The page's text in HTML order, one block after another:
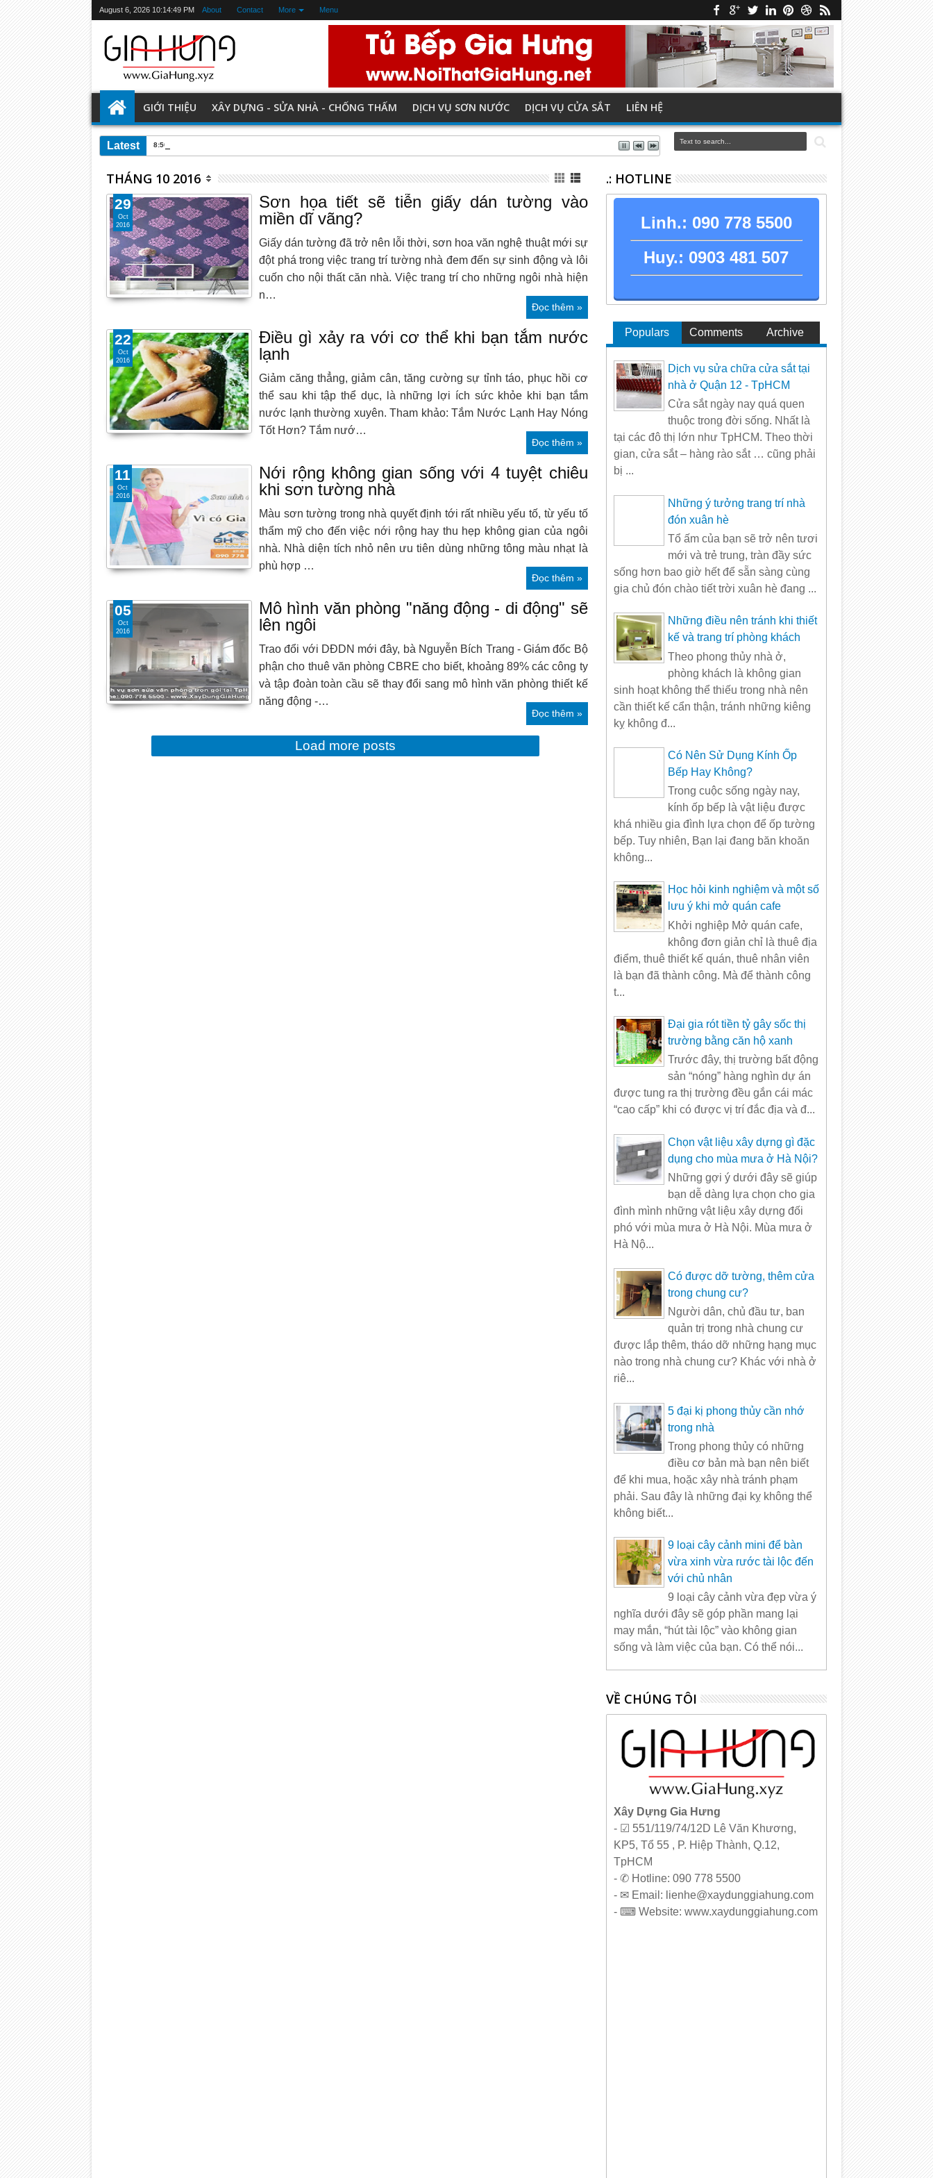
August 6, 2026 10:14:50 PM About Contact More Menu
GIỚI THIỆU XÂY DỰNG - SỬA NHÀ - CHỐNG THẤM DỊCH VỤ SƠN NƯỚC DỊCH VỤ CỬA SẮT LIÊN HỆ
Latest 8:50 PM
THÁNG 10 2016
Sơn họa tiết sẽ tiễn giấy dán tường vào
miền dĩ vãng?
Giấy dán tường đã trở nên lỗi thời, sơn hoa văn nghệ thuật mới sự
đột phá trong việc trang trí tường nhà đem đến sự sinh động và lôi
cuốn cho nội thất căn nhà. Việc trang trí cho những ngôi nhà hiện
n…
Đọc thêm »
29
Oct
2016
Điều gì xảy ra với cơ thể khi bạn tắm nước
lạnh
Giảm căng thẳng, giảm cân, tăng cường sự tỉnh táo, phục hồi cơ
thể sau khi tập thể dục, là những lợi ích sức khỏe khi bạn tắm
nước lạnh thường xuyên. Tham khảo: Tắm Nước Lạnh Hay Nóng
Tốt Hơn? Tắm nướ…
Đọc thêm »
22
Oct
2016
Nới rộng không gian sống với 4 tuyệt chiêu
khi sơn tường nhà
Màu sơn tường trong nhà quyết định tới rất nhiều yếu tố, từ yếu tố
thẩm mỹ cho đến việc nới rộng hay thu hẹp không gian của ngôi
nhà. Nhà diện tích nhỏ nên ưu tiên dùng những tông màu nhạt là
phù hợp …
Đọc thêm »
11
Oct
2016
Mô hình văn phòng "năng động - di động" sẽ
lên ngôi
Trao đổi với DĐDN mới đây, bà Nguyễn Bích Trang - Giám đốc Bộ
phận cho thuê văn phòng CBRE cho biết, khoảng 89% các công ty
và tập đoàn toàn cầu sẽ thay đổi sang mô hình văn phòng thiết kế
năng động -…
Đọc thêm »
05
Oct
2016
Load more posts
.: HOTLINE
Linh.: 090 778 5500
Huy.: 0903 481 507
Populars Comments Archive
Dịch vụ sửa chữa cửa sắt tại
nhà ở Quận 12 - TpHCM
Cửa sắt ngày nay quá quen
thuộc trong đời sống. Nhất là
tại các đô thị lớn như TpHCM. Theo thời
gian, cửa sắt – hàng rào sắt … cũng phải
bị ...
Những ý tưởng trang trí nhà
đón xuân hè
Tổ ấm của bạn sẽ trở nên tươi
mới và trẻ trung, tràn đầy sức
sống hơn bao giờ hết để sẵn sàng cùng
gia chủ đón chào tiết trời xuân hè đang ...
Những điều nên tránh khi thiết
kế và trang trí phòng khách
Theo phong thủy nhà ở,
phòng khách là không gian
sinh hoạt không thể thiếu trong nhà nên
cần thiết kế cẩn thận, tránh những kiêng
kỵ không đ...
Có Nên Sử Dụng Kính Ốp
Bếp Hay Không?
Trong cuộc sống ngày nay,
kính ốp bếp là vật liệu được
khá nhiều gia đình lựa chọn để ốp tường
bếp. Tuy nhiên, Bạn lại đang băn khoăn
không...
Học hỏi kinh nghiệm và một số
lưu ý khi mở quán cafe
Khởi nghiệp Mở quán cafe,
không đơn giản chỉ là thuê địa
điểm, thuê thiết kế quán, thuê nhân viên
là bạn đã thành công. Mà để thành công
t...
Đại gia rót tiền tỷ gây sốc thị
trường bằng căn hộ xanh
Trước đây, thị trường bất động
sản “nóng” hàng nghìn dự án
được tung ra thị trường đều gắn cái mác
“cao cấp” khi có được vị trí đắc địa và đ...
Chọn vật liệu xây dựng gì đặc
dụng cho mùa mưa ở Hà Nội?
Những gợi ý dưới đây sẽ giúp
bạn dễ dàng lựa chọn cho gia
đình mình những vật liệu xây dựng đối
phó với mùa mưa ở Hà Nội. Mùa mưa ở
Hà Nộ...
Có được dỡ tường, thêm cửa
trong chung cư?
Người dân, chủ đầu tư, ban
quản trị trong nhà chung cư
được lắp thêm, tháo dỡ những hạng mục
nào trong nhà chung cư? Khác với nhà ở
riê...
5 đại kị phong thủy cần nhớ
trong nhà
Trong phong thủy có những
điều cơ bản mà bạn nên biết
để khi mua, hoặc xây nhà tránh phạm
phải. Sau đây là những đại kỵ không thể
không biết...
9 loại cây cảnh mini để bàn
vừa xinh vừa rước tài lộc đến
với chủ nhân
9 loại cây cảnh vừa đẹp vừa ý
nghĩa dưới đây sẽ góp phần mang lại
may mắn, “hút tài lộc” vào không gian
sống và làm việc của bạn. Có thể nói...
VỀ CHÚNG TÔI
Xây Dựng Gia Hưng
- ☑ 551/119/74/12D Lê Văn Khương,
KP5, Tổ 55 , P. Hiệp Thành, Q.12,
TpHCM
- ✆ Hotline: 090 778 5500
- ✉ Email: lienhe@xaydunggiahung.com
- ⌨ Website: www.xaydunggiahung.com